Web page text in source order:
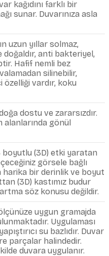
kağıdını farklı bir
sunar. Duvarınıza asla
uzun yıllar solmaz,
doğaldır, anti bakteriyel,
Hafif nemli bez
silinebilir,
vardır, koku
dostu ve zararsızdır.
alanlarında gönül
boyutlu (3D) etki yaratan
görsele bağlı
harika bir derinlik ve boyut
(3D) kastımız budur
söz konusu değildir.
uygun gramajda
Uygulaması
su bazlıdır. Duvar
parçalar halindedir.
duvara uygulanır.